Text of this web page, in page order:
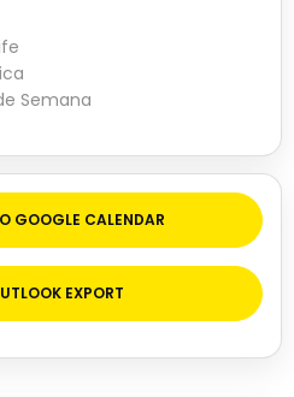
Semana
GOOGLE CALENDAR
EXPORT